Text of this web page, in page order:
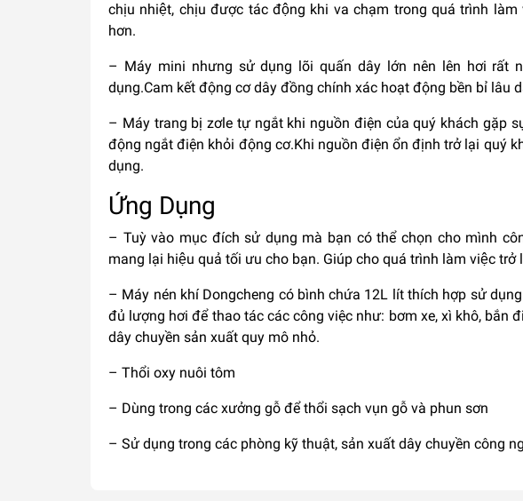
chịu nhiệt, chịu được tác động khi va chạm trong quá trình
hơn.
– Máy mini nhưng sử dụng lõi quấn dây lớn nên lên hơi rất
dụng.Cam kết động cơ dây đồng chính xác hoạt động bền bỉ lâu
– Máy trang bị zơle tự ngắt khi nguồn điện của quý khách gặp
động ngắt điện khỏi động cơ.Khi nguồn điện ổn định trở lại quý
dụng.
Ứng Dụng
– Tuỳ vào mục đích sử dụng mà bạn có thể chọn cho mình
mang lại hiệu quả tối ưu cho bạn. Giúp cho quá trình làm việc
– Máy nén khí Dongcheng có bình chứa 12L lít thích hợp sử
đủ lượng hơi để thao tác các công việc như: bơm xe, xì khô, bắn
dây chuyền sản xuất quy mô nhỏ.
– Thổi oxy nuôi tôm
– Dùng trong các xưởng gỗ để thổi sạch vụn gỗ và phun sơn
– Sử dụng trong các phòng kỹ thuật, sản xuất dây chuyền công